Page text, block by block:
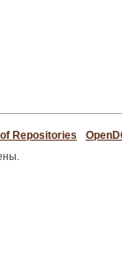
Repositories